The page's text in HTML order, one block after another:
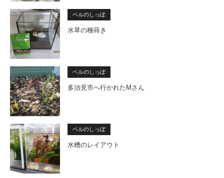
ベルのしっぽ
水草の種蒔き
ベルのしっぽ
多治見市へ行かれたMさん
ベルのしっぽ
水槽のレイアウト